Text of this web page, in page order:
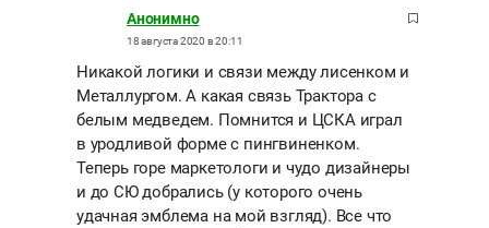
Анонимно
18 августа 2020 в 20:11
Никакой логики и связи между лисенком и
Металлургом. А какая связь Трактора с
белым медведем. Помнится и ЦСКА играл
в уродливой форме с пингвиненком.
Теперь горе маркетологи и чудо дизайнеры
и до СЮ добрались (у которого очень
удачная эмблема на мой взгляд). Все что